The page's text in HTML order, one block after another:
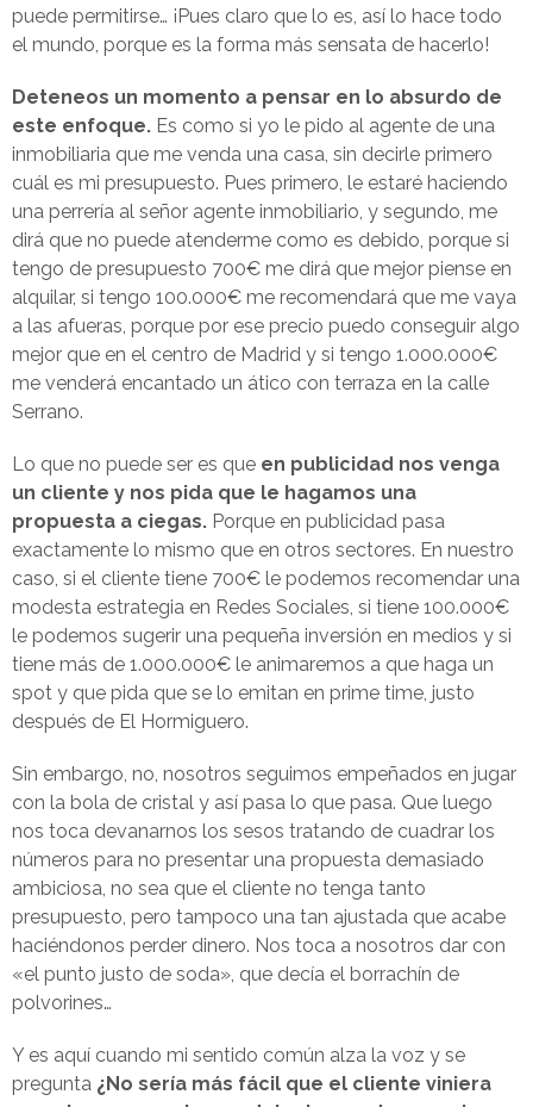
puede permitirse… ¡Pues claro que lo es, así lo hace todo
el mundo, porque es la forma más sensata de hacerlo!
Deteneos un momento a pensar en lo absurdo de
este enfoque. Es como si yo le pido al agente de una
inmobiliaria que me venda una casa, sin decirle primero
cuál es mi presupuesto. Pues primero, le estaré haciendo
una perrería al señor agente inmobiliario, y segundo, me
dirá que no puede atenderme como es debido, porque si
tengo de presupuesto 700€ me dirá que mejor piense en
alquilar, si tengo 100.000€ me recomendará que me vaya
a las afueras, porque por ese precio puedo conseguir algo
mejor que en el centro de Madrid y si tengo 1.000.000€
me venderá encantado un ático con terraza en la calle
Serrano.
Lo que no puede ser es que en publicidad nos venga
un cliente y nos pida que le hagamos una
propuesta a ciegas. Porque en publicidad pasa
exactamente lo mismo que en otros sectores. En nuestro
caso, si el cliente tiene 700€ le podemos recomendar una
modesta estrategia en Redes Sociales, si tiene 100.000€
le podemos sugerir una pequeña inversión en medios y si
tiene más de 1.000.000€ le animaremos a que haga un
spot y que pida que se lo emitan en prime time, justo
después de El Hormiguero.
Sin embargo, no, nosotros seguimos empeñados en jugar
con la bola de cristal y así pasa lo que pasa. Que luego
nos toca devanarnos los sesos tratando de cuadrar los
números para no presentar una propuesta demasiado
ambiciosa, no sea que el cliente no tenga tanto
presupuesto, pero tampoco una tan ajustada que acabe
haciéndonos perder dinero. Nos toca a nosotros dar con
«el punto justo de soda», que decía el borrachín de
polvorines…
Y es aquí cuando mi sentido común alza la voz y se
pregunta ¿No sería más fácil que el cliente viniera